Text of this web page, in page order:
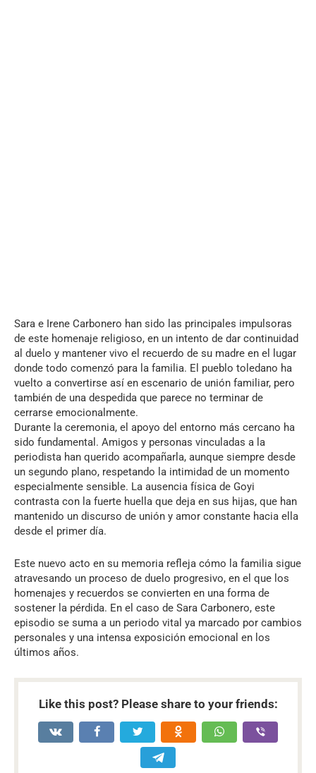
Sara e Irene Carbonero han sido las principales impulsoras
de este homenaje religioso, en un intento de dar continuidad
al duelo y mantener vivo el recuerdo de su madre en el lugar
donde todo comenzó para la familia. El pueblo toledano ha
vuelto a convertirse así en escenario de unión familiar, pero
también de una despedida que parece no terminar de
cerrarse emocionalmente.
Durante la ceremonia, el apoyo del entorno más cercano ha
sido fundamental. Amigos y personas vinculadas a la
periodista han querido acompañarla, aunque siempre desde
un segundo plano, respetando la intimidad de un momento
especialmente sensible. La ausencia física de Goyi
contrasta con la fuerte huella que deja en sus hijas, que han
mantenido un discurso de unión y amor constante hacia ella
desde el primer día.
Este nuevo acto en su memoria refleja cómo la familia sigue
atravesando un proceso de duelo progresivo, en el que los
homenajes y recuerdos se convierten en una forma de
sostener la pérdida. En el caso de Sara Carbonero, este
episodio se suma a un periodo vital ya marcado por cambios
personales y una intensa exposición emocional en los
últimos años.
Like this post? Please share to your friends: